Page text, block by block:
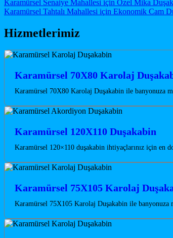
Post navigation
Karamürsel Senaiye Mahallesi için Özel Mika
Karamürsel Tahtalı Mahallesi için Ekonomik Cam
Hizmetlerimiz
Karamürsel 70X80 Karolaj
Karamürsel 70X80 Karolaj Duşakabin ile banyonuza
Karamürsel 120X110 Duşakabin
Karamürsel 120×110 duşakabin ihtiyaçlarınız için en
Karamürsel 75X105 Karolaj
Karamürsel 75X105 Karolaj Duşakabin ile